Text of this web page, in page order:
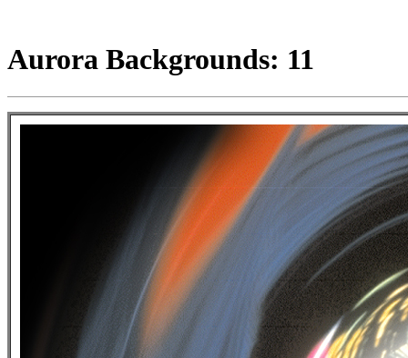
Aurora Backgrounds: 11